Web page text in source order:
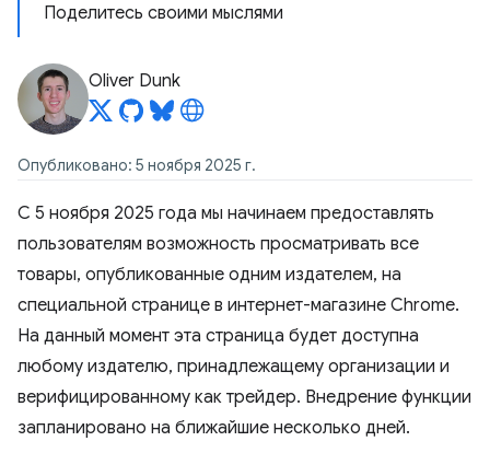
Поделитесь своими мыслями
Oliver Dunk
Опубликовано: 5 ноября 2025 г.
С 5 ноября 2025 года мы начинаем предоставлять
пользователям возможность просматривать все
товары, опубликованные одним издателем, на
специальной странице в интернет-магазине Chrome.
На данный момент эта страница будет доступна
любому издателю, принадлежащему организации и
верифицированному как трейдер. Внедрение функции
запланировано на ближайшие несколько дней.